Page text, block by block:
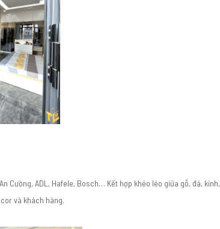
Cường, ADL, Hafele, Bosch… Kết hợp khéo léo giữa gỗ, đá, kính,
và khách hàng.